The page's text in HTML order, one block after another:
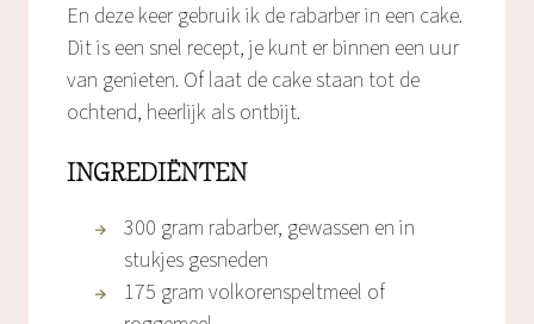
En deze keer gebruik ik de rabarber in een cake.
Dit is een snel recept, je kunt er binnen een uur
van genieten. Of laat de cake staan tot de
ochtend, heerlijk als ontbijt.
INGREDIËNTEN
300 gram rabarber, gewassen en in
stukjes gesneden
175 gram volkorenspeltmeel of